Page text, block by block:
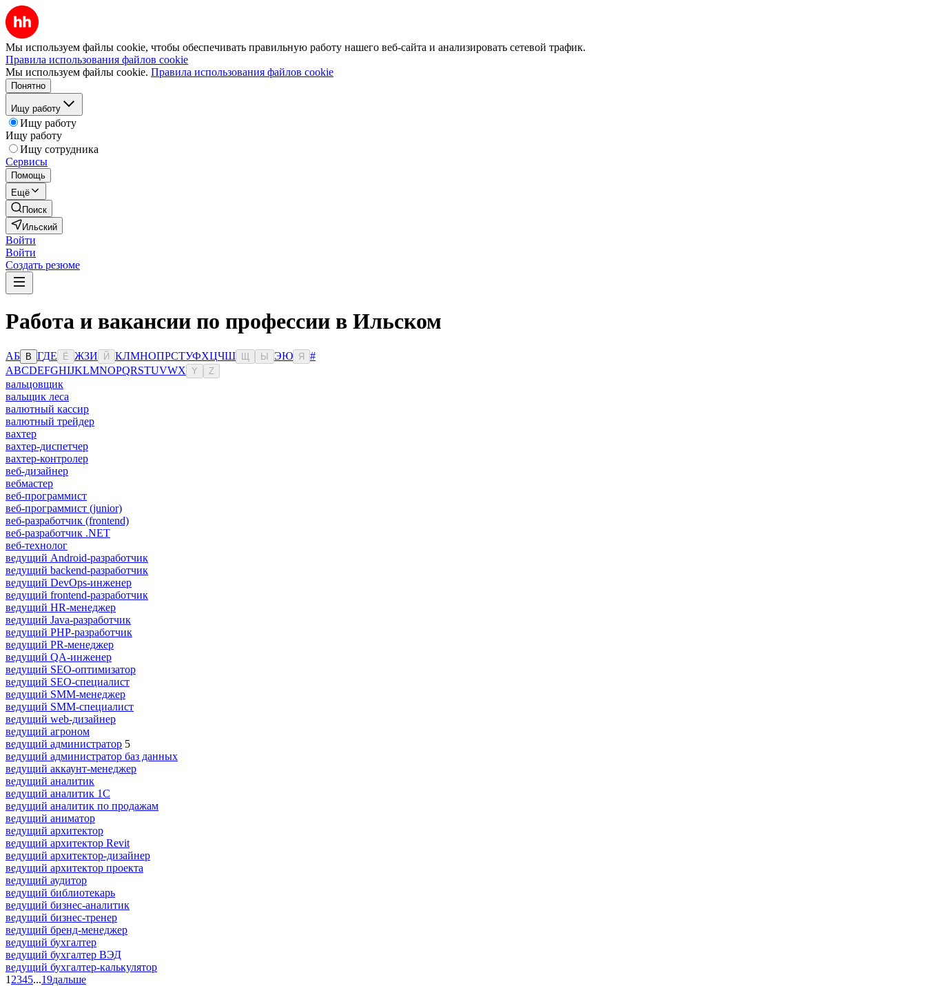
Мы используем файлы cookie, чтобы обеспечивать правильную работу нашего веб-сайта и анализировать сетевой трафик.
Правила использования файлов cookie
Мы используем файлы cookie. Правила использования файлов cookie
Понятно
Ищу работу
Ищу работу
Ищу работу
Ищу сотрудника
Сервисы
Помощь
Ещё
Поиск
Ильский
Войти
Войти
Создать резюме
Работа и вакансии по профессии в Ильском
АБ В ГДЕ Ё ЖЗИ Й КЛМНОПРСТУФХЦЧШ Ы ЭЮ Я
#
ABCDEFGHIJKLMNOPQRSTUVWX Y Z
вальцовщик
вальщик леса
валютный кассир
валютный трейдер
вахтер
вахтер-диспетчер
вахтер-контролер
веб-дизайнер
вебмастер
веб-программист
веб-программист (junior)
веб-разработчик (frontend)
веб-разработчик .NET
веб-технолог
ведущий Android-разработчик
ведущий backend-разработчик
ведущий DevOps-инженер
ведущий frontend-разработчик
ведущий HR-менеджер
ведущий Java-разработчик
ведущий PHP-разработчик
ведущий PR-менеджер
ведущий QA-инженер
ведущий SEO-оптимизатор
ведущий SEO-специалист
ведущий SMM-менеджер
ведущий SMM-специалист
ведущий web-дизайнер
ведущий агроном
ведущий администратор 5
ведущий администратор баз данных
ведущий аккаунт-менеджер
ведущий аналитик
ведущий аналитик 1С
ведущий аналитик по продажам
ведущий аниматор
ведущий архитектор
ведущий архитектор Revit
ведущий архитектор-дизайнер
ведущий архитектор проекта
ведущий аудитор
ведущий библиотекарь
ведущий бизнес-аналитик
ведущий бизнес-тренер
ведущий бренд-менеджер
ведущий бухгалтер
ведущий бухгалтер ВЭД
ведущий бухгалтер-калькулятор
1 2345...19дальше